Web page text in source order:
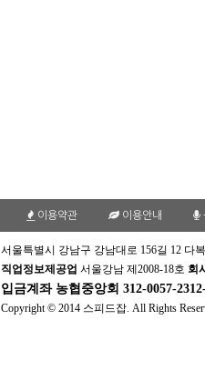
이용약관 이용안내
서울특별시 강남구 강남대로 156길 12 다
직업정보제공업 서울강남 제2008-18호 회
입금계좌 농협중앙회 312-0057-
Copyright © 2014 스피드잡. All Rights